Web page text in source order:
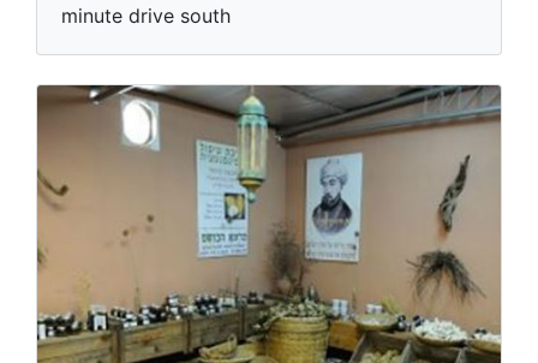
minute drive south